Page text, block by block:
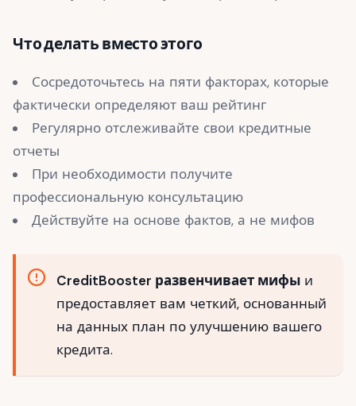
Что делать вместо этого
Сосредоточьтесь на пяти факторах, которые
фактически определяют ваш рейтинг
Регулярно отслеживайте свои кредитные
отчеты
При необходимости получите
профессиональную консультацию
Действуйте на основе фактов, а не мифов
CreditBooster развенчивает мифы и
предоставляет вам четкий, основанный
на данных план по улучшению вашего
кредита.